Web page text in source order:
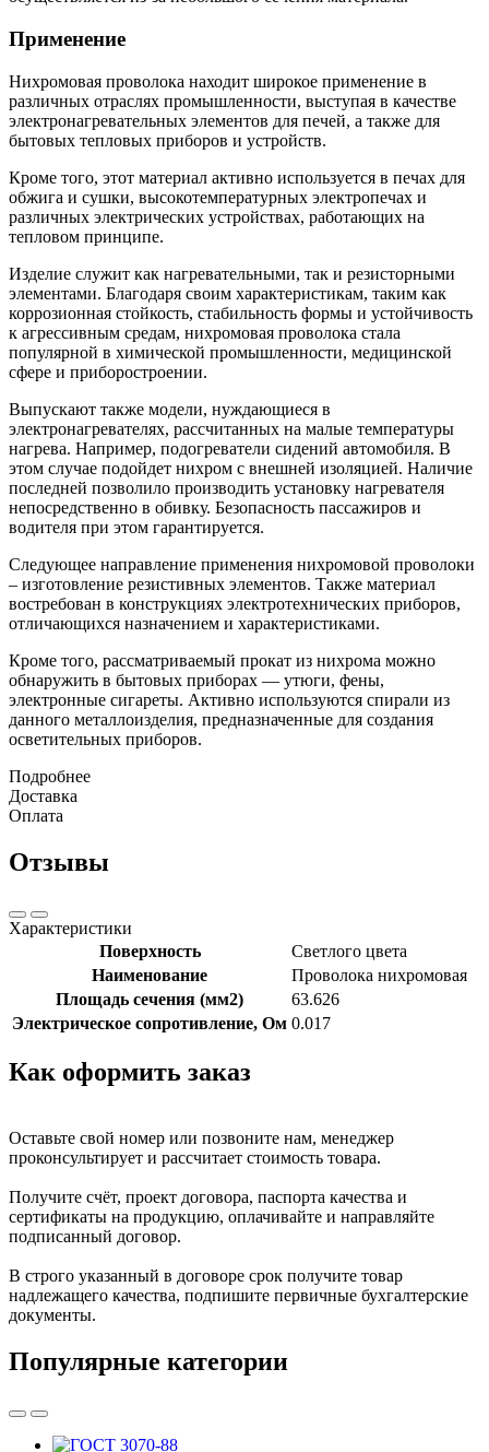
Применение
Нихромовая проволока находит широкое применение в
различных отраслях промышленности, выступая в качестве
электронагревательных элементов для печей, а также для
бытовых тепловых приборов и устройств.
Кроме того, этот материал активно используется в печах для
обжига и сушки, высокотемпературных электропечах и
различных электрических устройствах, работающих на
тепловом принципе.
Изделие служит как нагревательными, так и резисторными
элементами. Благодаря своим характеристикам, таким как
коррозионная стойкость, стабильность формы и устойчивость
к агрессивным средам, нихромовая проволока стала
популярной в химической промышленности, медицинской
сфере и приборостроении.
Выпускают также модели, нуждающиеся в
электронагревателях, рассчитанных на малые температуры
нагрева. Например, подогреватели сидений автомобиля. В
этом случае подойдет нихром с внешней изоляцией. Наличие
последней позволило производить установку нагревателя
непосредственно в обивку. Безопасность пассажиров и
водителя при этом гарантируется.
Следующее направление применения нихромовой проволоки
– изготовление резистивных элементов. Также материал
востребован в конструкциях электротехнических приборов,
отличающихся назначением и характеристиками.
Кроме того, рассматриваемый прокат из нихрома можно
обнаружить в бытовых приборах — утюги, фены,
электронные сигареты. Активно используются спирали из
данного металлоизделия, предназначенные для создания
осветительных приборов.
Подробнее
Доставка
Оплата
Отзывы
Характеристики
Поверхность
Светлого цвета
Наименование
Проволока нихромовая
Площадь сечения (мм2)
63.626
Электрическое сопротивление, Ом 0.017
Как оформить заказ
Оставьте свой номер или позвоните нам, менеджер
проконсультирует и рассчитает стоимость товара.
Получите счёт, проект договора, паспорта качества и
сертификаты на продукцию, оплачивайте и направляйте
подписанный договор.
В строго указанный в договоре срок получите товар
надлежащего качества, подпишите первичные бухгалтерские
документы.
Популярные категории